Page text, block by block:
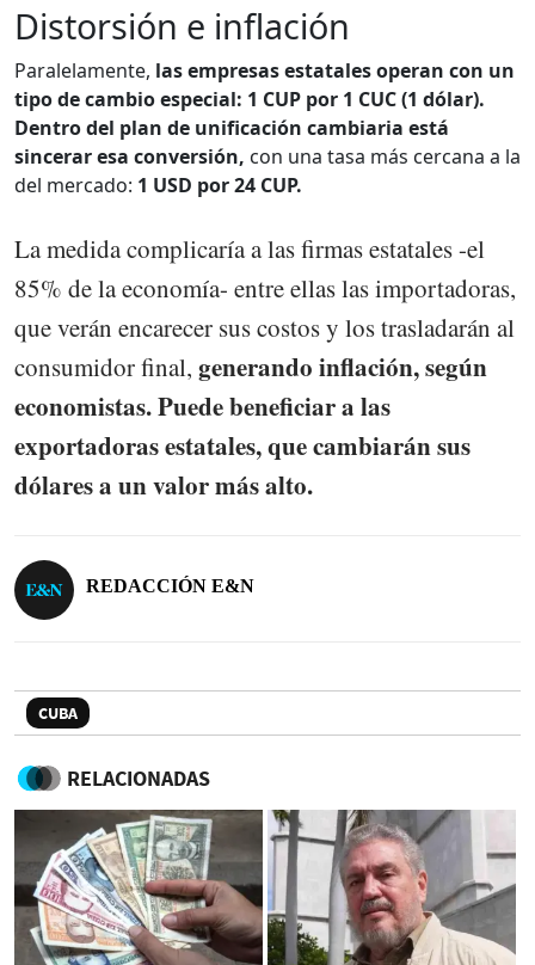
Distorsión e inflación
Paralelamente, las empresas estatales operan con un
tipo de cambio especial: 1 CUP por 1 CUC (1 dólar).
Dentro del plan de unificación cambiaria está
sincerar esa conversión, con una tasa más cercana a la
del mercado: 1 USD por 24 CUP.
La medida complicaría a las firmas estatales -el
85% de la economía- entre ellas las importadoras,
que verán encarecer sus costos y los trasladarán al
consumidor final, generando inflación, según
economistas. Puede beneficiar a las
exportadoras estatales, que cambiarán sus
dólares a un valor más alto.
REDACCIÓN E&N
CUBA
RELACIONADAS